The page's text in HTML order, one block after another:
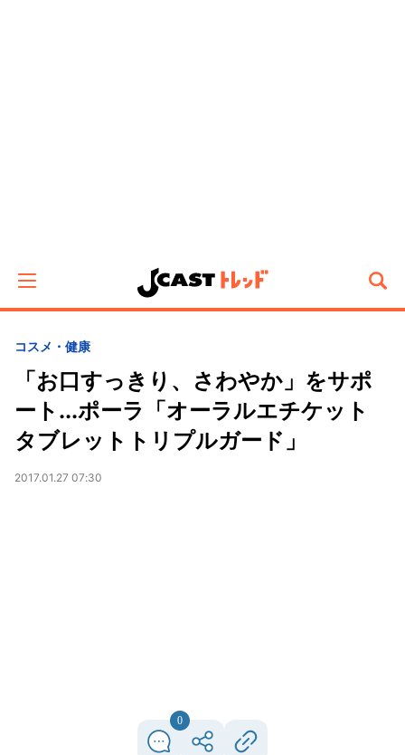
コスメ・健康
「お口すっきり、さわやか」をサポ
ート...ポーラ「オーラルエチケット
タブレットトリプルガード」
2017.01.27 07:30
0